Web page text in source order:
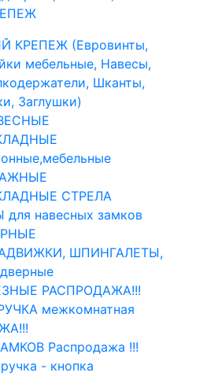
КРЕПЕЖ (Евровинты,
мебельные, Навесы,
Шканты,
Заглушки)
СТРЕЛА
навесных замков
ШПИНГАЛЕТЫ,
РАСПРОДАЖА!!!
межкомнатная
Распродажа !!!
- кнопка